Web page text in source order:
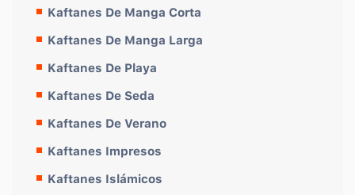
Kaftanes De Manga Corta
Kaftanes De Manga Larga
Kaftanes De Playa
Kaftanes De Seda
Kaftanes De Verano
Kaftanes Impresos
Kaftanes Islámicos